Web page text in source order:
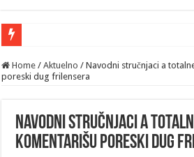
Home / Aktuelno / Navodni stručnjaci a
poreski dug frilensera
Navodni stručnjaci a
komentarišu poreski dug